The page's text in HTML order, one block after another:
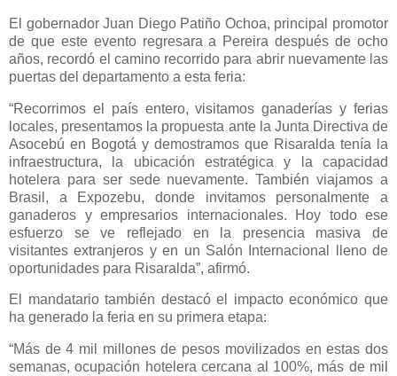
El gobernador Juan Diego Patiño Ochoa, principal promotor
de que este evento regresara a Pereira después de ocho
años, recordó el camino recorrido para abrir nuevamente las
puertas del departamento a esta feria:
“Recorrimos el país entero, visitamos ganaderías y ferias
locales, presentamos la propuesta ante la Junta Directiva de
Asocebú en Bogotá y demostramos que Risaralda tenía la
infraestructura, la ubicación estratégica y la capacidad
hotelera para ser sede nuevamente. También viajamos a
Brasil, a Expozebu, donde invitamos personalmente a
ganaderos y empresarios internacionales. Hoy todo ese
esfuerzo se ve reflejado en la presencia masiva de
visitantes extranjeros y en un Salón Internacional lleno de
oportunidades para Risaralda”, afirmó.
El mandatario también destacó el impacto económico que
ha generado la feria en su primera etapa:
“Más de 4 mil millones de pesos movilizados en estas dos
semanas, ocupación hotelera cercana al 100%, más de mil